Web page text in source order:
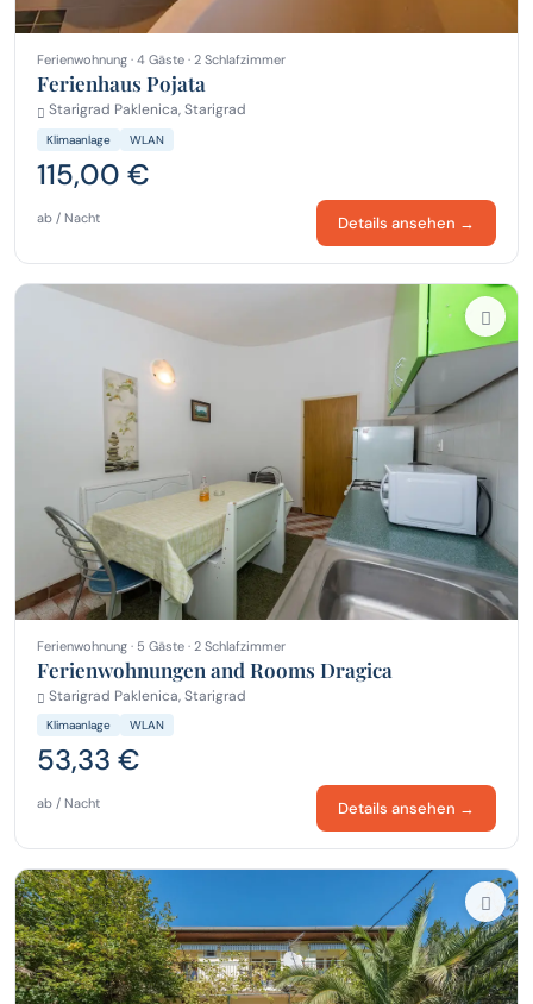
Ferienwohnung · 4 Gäste · 2 Schlafzimmer
Ferienhaus Pojata
Starigrad Paklenica, Starigrad
Klimaanlage WLAN
115,00 €
ab / Nacht Details ansehen →
Ferienwohnung · 5 Gäste · 2 Schlafzimmer
Ferienwohnungen and Rooms Dragica
Starigrad Paklenica, Starigrad
Klimaanlage WLAN
53,33 €
ab / Nacht Details ansehen →